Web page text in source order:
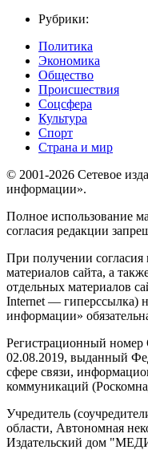
Рубрики:
Политика
Экономика
Общество
Происшествия
Соцсфера
Культура
Спорт
Страна и мир
© 2001-2026 Сетевое
информации».
Полное использование
согласия редакции
При получении согласия
материалов сайта, а
отдельных материалов
Internet — гиперссылка)
информации»
Регистрационный
02.08.2019, выданный
сфере связи,
коммуникаций
Учредитель
области, Автономная
Издательский дом